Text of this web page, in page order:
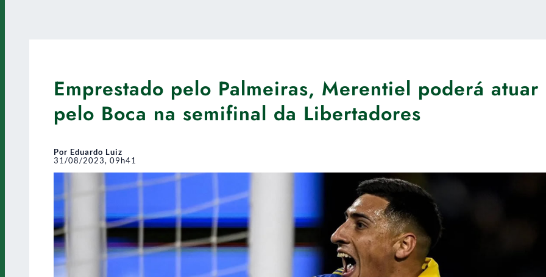
Emprestado pelo Palmeiras, Merentiel poderá atuar
pelo Boca na semifinal da Libertadores
Por Eduardo Luiz
31/08/2023, 09h41